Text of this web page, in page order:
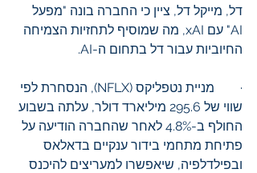
דל, מייקל דל, ציין כי החברה בונה "מפעל
AI" עם xAI, מה שמוסיף לתחזיות הצמיחה
החיוביות עבור דל בתחום ה-AI.
·        מניית נטפליקס (NFLX), הנסחרת לפי
שווי של 295.6 מיליארד דולר, עלתה בשבוע
החולף ב-4.8% לאחר שהחברה הודיעה על
פתיחת מתחמי בידור ענקיים בדאלאס
ובפילדלפיה, שיאפשרו למעריצים להיכנס